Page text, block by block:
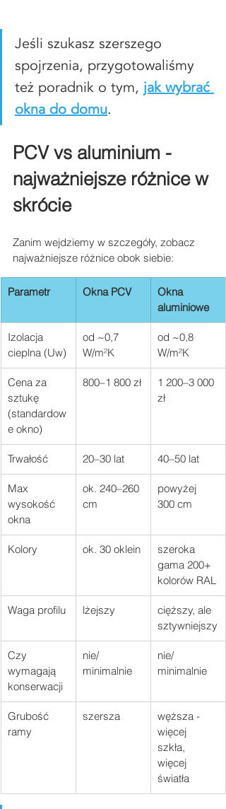
Jeśli szukasz szerszego
spojrzenia, przygotowaliśmy
też poradnik o tym, jak wybrać
okna do domu.
PCV vs aluminium -
najważniejsze różnice w
skrócie
Zanim wejdziemy w szczegóły, zobacz
najważniejsze różnice obok siebie:
Parametr Okna PCV
Okna
aluminiowe
Izolacja
cieplna (Uw)
od ~0,7
W/m²K
od ~0,8
W/m²K
Cena za
sztukę
(standardow
e okno)
800–1 800 zł
1 200–3 000
zł
Trwałość 20–30 lat 40–50 lat
Max
wysokość
okna
ok. 240–260
cm
powyżej
300 cm
Kolory ok. 30 oklein
szeroka
gama 200+
kolorów RAL
Waga profilu lżejszy
cięższy, ale
sztywniejszy
Czy
wymagają
konserwacji
nie/
minimalnie
nie/
minimalnie
Grubość
ramy
szersza
węższa -
więcej
szkła,
więcej
światła